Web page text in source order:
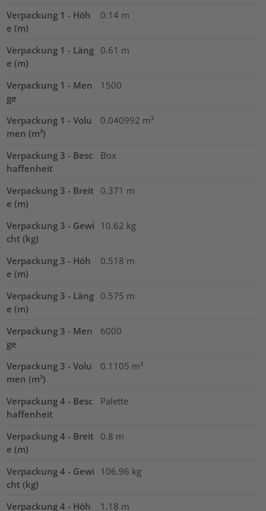
Verpackung 1 - Höh
e (m)
0.14 m
Verpackung 1 - Läng
e (m)
0.61 m
Verpackung 1 - Men
ge
1500
Verpackung 1 - Volu
men (m³)
0.040992 m³
Verpackung 3 - Besc
haffenheit
Box
Verpackung 3 - Breit
e (m)
0.371 m
Verpackung 3 - Gewi
cht (kg)
10.62 kg
Verpackung 3 - Höh
e (m)
0.518 m
Verpackung 3 - Läng
e (m)
0.575 m
Verpackung 3 - Men
ge
6000
Verpackung 3 - Volu
men (m³)
0.1105 m³
Verpackung 4 - Besc
haffenheit
Palette
Verpackung 4 - Breit
e (m)
0.8 m
Verpackung 4 - Gewi
cht (kg)
106.96 kg
Verpackung 4 - Höh 1.18 m